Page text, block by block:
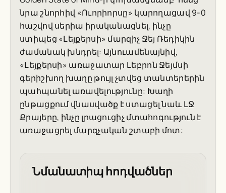
նրա շնորհիվ «Ուորիորսը» կարողացավ 9-0
հաշվով սերիա իրականացնել, ինչը
ստիպեց «Լեյքերսի» մարզիչ Ջեյ Ռեդիկին
ժամանակ խնդրել: Այնուամենայնիվ,
«Լեյքերսի» առաջատար Լեբրոն Ջեյմսի
գերիշխող խաղը թույլ չտվեց տանտերերին
պահպանել առավելությունը: Խաղի
ընթացքում վնասվածք է ստացել նաև ԼՋ
Քրայերը, ինչը լրացուցիչ մտահոգություն է
առաջացրել մարզչական շտաբի մոտ:
Նմանատիպ հոդվածներ